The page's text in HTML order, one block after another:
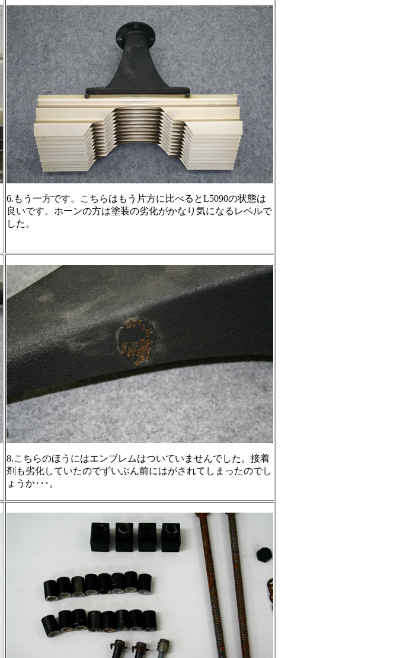
6.もう一方です。こちらはもう片方に比べるとL5090の状態は
良いです。ホーンの方は塗装の劣化がかなり気になるレベルで
した。
8.こちらのほうにはエンブレムはついていませんでした。接着
剤も劣化していたのでずいぶん前にはがされてしまったのでし
ょうか･･･。